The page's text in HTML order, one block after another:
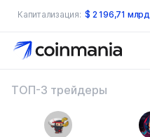
Капитализация: $ 2 196,71 млрд
ТОП-3 трейдеры